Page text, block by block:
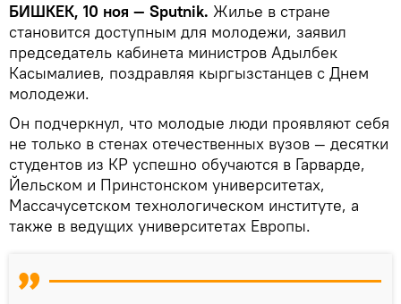
БИШКЕК, 10 ноя — Sputnik. Жилье в стране
становится доступным для молодежи, заявил
председатель кабинета министров Адылбек
Касымалиев, поздравляя кыргызстанцев с Днем
молодежи.
Он подчеркнул, что молодые люди проявляют себя
не только в стенах отечественных вузов — десятки
студентов из КР успешно обучаются в Гарварде,
Йельском и Принстонском университетах,
Массачусетском технологическом институте, а
также в ведущих университетах Европы.